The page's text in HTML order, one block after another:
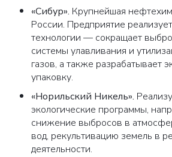
«Сибур». Крупнейшая
России. Предприятие
технологии — сокращает
системы улавливания и
газов, а также разрабатывает
упаковку.
«Норильский Никель».
экологические программы,
снижение выбросов в
вод, рекультивацию земель в
деятельности.